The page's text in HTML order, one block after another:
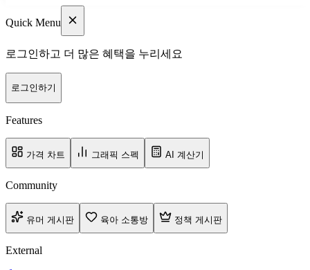
Quick Menu
로그인하고 더 많은 혜택을 누리세요
로그인하기
Features
가격 차트 그래픽 스펙 AI 계산기
Community
유머 게시판 육아 소통방 정책 게시판
External